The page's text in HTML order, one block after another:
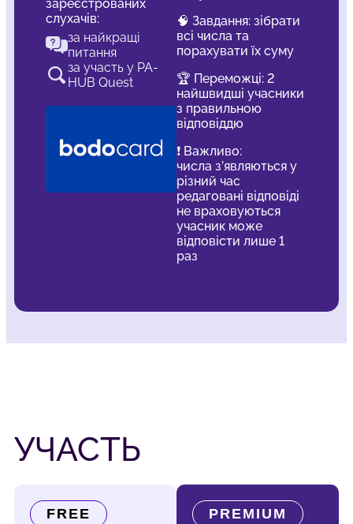
зареєстрованих
слухачів:
за найкращі
питання
за участь у PA-
HUB Quest
🧠 Завдання: зібрати
всі числа та
порахувати їх суму
🏆 Переможці: 2
найшвидші учасники
з правильною
відповіддю
❗️ Важливо:
числа з’являються у
різний час
редаговані відповіді
не враховуються
учасник може
відповісти лише 1
раз
УЧАСТЬ
FREE PREMIUM